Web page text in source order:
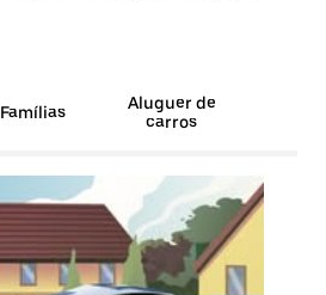
Famílias
Aluguer de
carros